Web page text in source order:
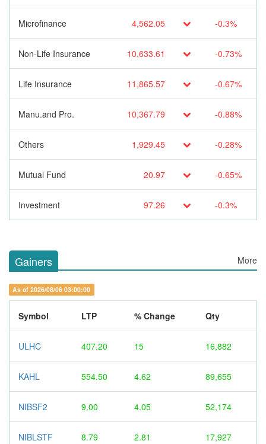
Microfinance 4,562.05 -0.3%
Non-Life Insurance 10,633.61 -0.73%
Life Insurance 11,865.57 -0.67%
Manu.and Pro. 10,367.79 -0.88%
Others 1,929.45 -0.28%
Mutual Fund 20.97 -0.65%
Investment 97.26 -0.3%
Gainers More
As of 2026/08/06 03:00:00
Symbol LTP % Change Qty
ULHC 407.20 15 16,882
KAHL 554.50 4.62 89,655
NIBSF2 9.00 4.05 52,174
NIBLSTF 8.79 2.81 17,927